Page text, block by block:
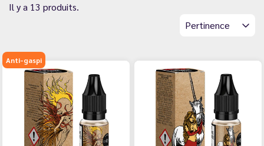
Il y a 13 produits.
Pertinence
Anti-gaspi